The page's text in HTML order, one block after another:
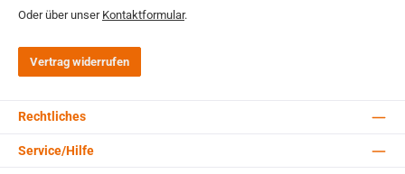
Oder über unser Kontaktformular.
Vertrag widerrufen
Rechtliches
Service/Hilfe